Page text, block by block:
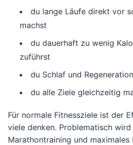
du lange Läufe direkt vor
machst
du dauerhaft zu wenig
zuführst
du Schlaf und
du alle Ziele gleichzeitig
Für normale Fitnessziele ist der
viele denken. Problematisch wird
Marathontraining und maximales